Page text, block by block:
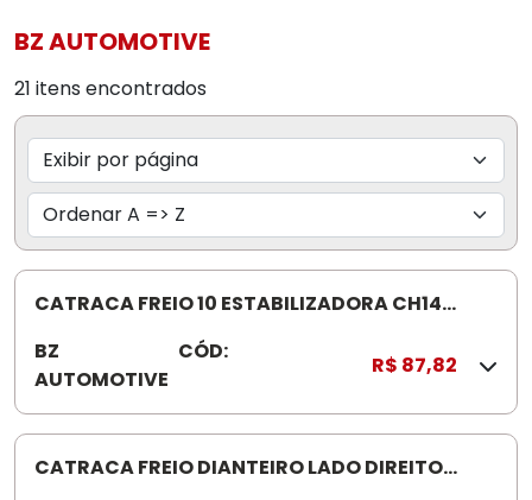
BZ AUTOMOTIVE
21 itens encontrados
CATRACA FREIO 10 ESTABILIZADORA CH14
BZ
AUTOMOTIVE
CÓD:
0
1
4
R$ 87,82
CATRACA FREIO DIANTEIRO LADO DIREITO